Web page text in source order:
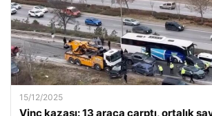
15/12/2025
Vinç kazası: 13 araca çarptı, ortalık